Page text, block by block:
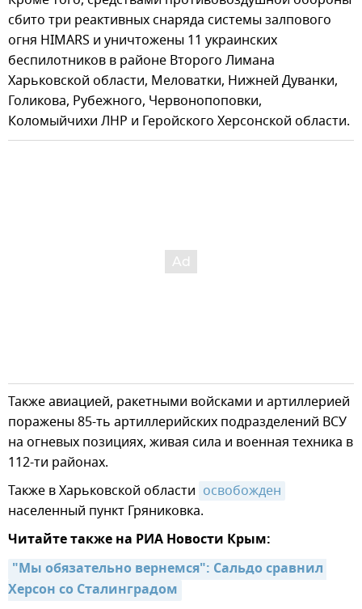
сбито три реактивных снаряда системы залпового
огня HIMARS и уничтожены 11 украинских
беспилотников в районе Второго Лимана
Харьковской области, Меловатки, Нижней Дуванки,
Голикова, Рубежного, Червонопоповки,
Коломыйчихи ЛНР и Геройского Херсонской области.
Также авиацией, ракетными войсками и артиллерией
поражены 85-ть артиллерийских подразделений ВСУ
на огневых позициях, живая сила и военная техника в
112-ти районах.
Также в Харьковской области освобожден
населенный пункт Гряниковка.
Читайте также на РИА Новости Крым:
"Мы обязательно вернемся": Сальдо сравнил
Херсон со Сталинградом